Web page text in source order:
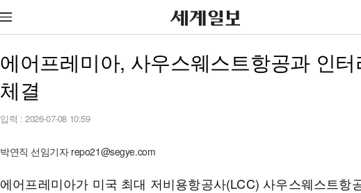
에어프레미아, 사우스웨스트항공과 인터
체결
입력 : 2026-07-08 10:59
박연직 선임기자 repo21@segye.com
에어프레미아가 미국 최대 저비용항공사(LCC) 사우스웨스트항